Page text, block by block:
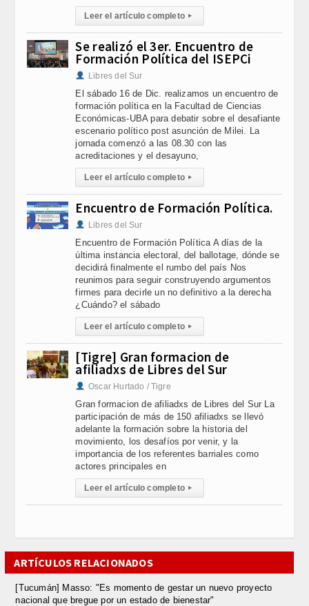
Leer el artículo completo ▸
Se realizó el 3er. Encuentro de
Formación Política del ISEPCi
Libres del Sur
El sábado 16 de Dic. realizamos un encuentro de
formación política en la Facultad de Ciencias
Económicas-UBA para debatir sobre el desafiante
escenario político post asunción de Milei. La
jornada comenzó a las 08.30 con las
acreditaciones y el desayuno,
Leer el artículo completo ▸
Encuentro de Formación Política.
Libres del Sur
Encuentro de Formación Política A días de la
última instancia electoral, del ballotage, dónde se
decidirá finalmente el rumbo del país Nos
reunimos para seguir construyendo argumentos
firmes para decirle un no definitivo a la derecha
¿Cuándo? el sábado
Leer el artículo completo ▸
[Tigre] Gran formacion de
afiliadxs de Libres del Sur
Oscar Hurtado / Tigre
Gran formacion de afiliadxs de Libres del Sur La
participación de más de 150 afiliadxs se llevó
adelante la formación sobre la historia del
movimiento, los desafíos por venir, y la
importancia de los referentes barriales como
actores principales en
Leer el artículo completo ▸
ARTÍCULOS RELACIONADOS
[Tucumán] Masso: "Es momento de gestar un nuevo proyecto
nacional que bregue por un estado de bienestar"